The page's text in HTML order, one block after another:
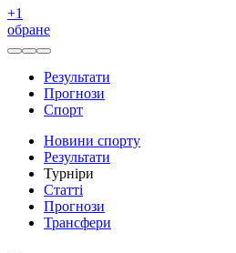
+1
обране
Результати
Прогнози
Спорт
Новини спорту
Результати
Турніри
Статті
Прогнози
Трансфери